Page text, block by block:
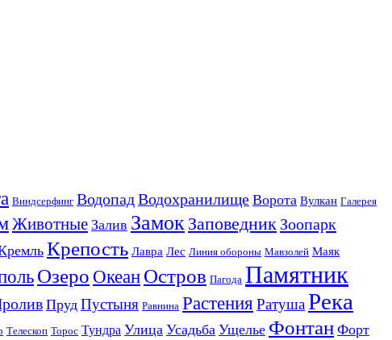
Виндсерфинг ВодопадВодохранилище Ворота Вулкан Галерея
Животные Залив Замок Заповедник Зоопарк
Крепость Лавра Лес Линия обороны Мавзолей Маяк
Озеро ОкеанОстров Пагода Памятник
Пруд Пустыня Равнина Растения РатушаРека
Телескоп Торос Тундра Улица Усадьба Ущелье Фонтан Форт